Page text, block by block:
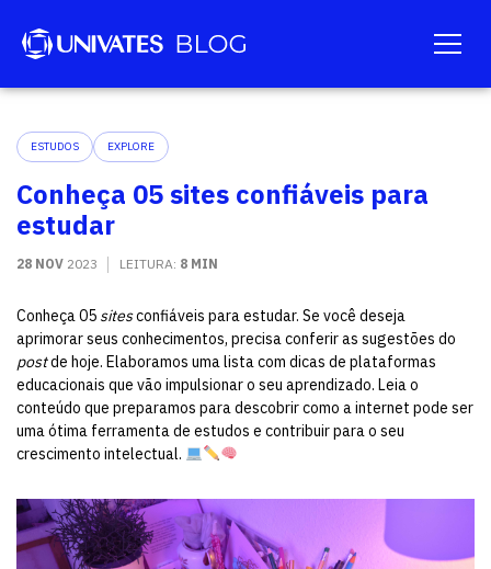
ESTUDOS EXPLORE
Conheça 05 sites confiáveis para
estudar
28 NOV 2023 LEITURA: 8 MIN
Conheça 05 sitesconfiáveis para estudar. Se você deseja
aprimorar seus conhecimentos, precisa conferir as sugestões do
postde hoje. Elaboramos uma lista com dicas de plataformas
educacionais que vão impulsionar o seu aprendizado. Leia o
conteúdo que preparamos para descobrir como a internet pode ser
uma ótima ferramenta de estudos e contribuir para o seu
crescimento intelectual.